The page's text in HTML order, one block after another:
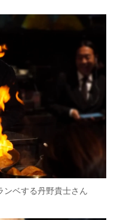
ンベする丹野貴士さん